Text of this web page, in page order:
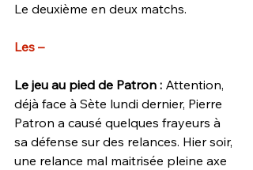
Le deuxième en deux matchs.
Les –
Le jeu au pied de Patron : Attention,
déjà face à Sète lundi dernier, Pierre
Patron a causé quelques frayeurs à
sa défense sur des relances. Hier soir,
une relance mal maitrisée pleine axe